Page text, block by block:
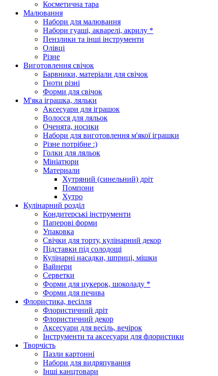
Косметична тара
Малювання
Набори для малювання
Набори гуаші, акварелі, акрилу *
Пензлики та інші інструменти
Олівці
Різне
Виготовлення свічок
Барвники, матеріали для свічок
Гноти різні
Форми для свічок
М'яка іграшка, ляльки
Аксесуари для іграшок
Волосся для ляльок
Оченята, носики
Набори для виготовлення м'якої іграшки
Різне потрібне :)
Голки для ляльок
Мініатюри
Материали
Хутряний (синельний) дріт
Помпони
Хутро
Кулінарний розділ
Кондитерські інструменти
Паперові форми
Упаковка
Свічки для торту, кулінарний декор
Підставки під солодощі
Кулінарні насадки, шприці, мішки
Вайнери
Серветки
Форми для цукерок, шоколаду *
Форми для печива
Флористика, весілля
Флористичний дріт
Флористичний декор
Аксесуари для весіль, вечірок
Інструменти та аксесуари для флористики
Творчість
Пазли картонні
Набори для видряпування
Інші канцтовари